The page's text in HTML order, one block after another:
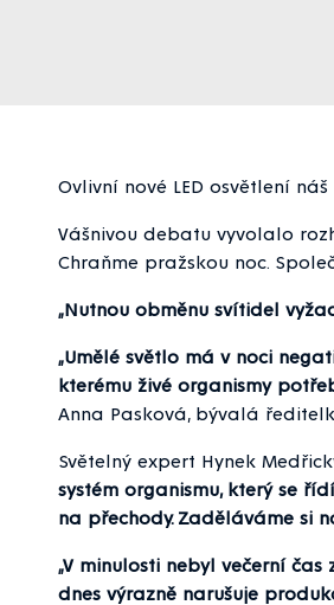
Ovlivní nové LED osvětlení
Vášnivou debatu vyvolalo
Chraňme pražskou noc.
„Nutnou obměnu svítidel
„Umělé světlo má v noci
kterému živé organismy
Anna Pasková, bývalá
Světelný expert Hynek
systém organismu, který se
na přechody. Zaděláváme si
„V minulosti nebyl večerní
dnes výrazně narušuje